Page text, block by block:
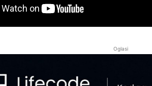
Oglasi